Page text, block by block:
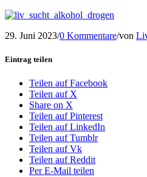
29. Juni 2023/0 Kommentare/von
Eintrag teilen
Teilen auf Facebook
Teilen auf X
Share on X
Teilen auf Pinterest
Teilen auf LinkedIn
Teilen auf Tumblr
Teilen auf Vk
Teilen auf Reddit
Per E-Mail teilen